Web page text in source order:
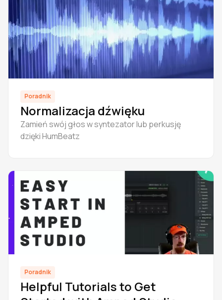
Poradnik
Normalizacja dźwięku
Zamień swój głos w syntezator lub perkusję
dzięki HumBeatz
Poradnik
Helpful Tutorials to Get